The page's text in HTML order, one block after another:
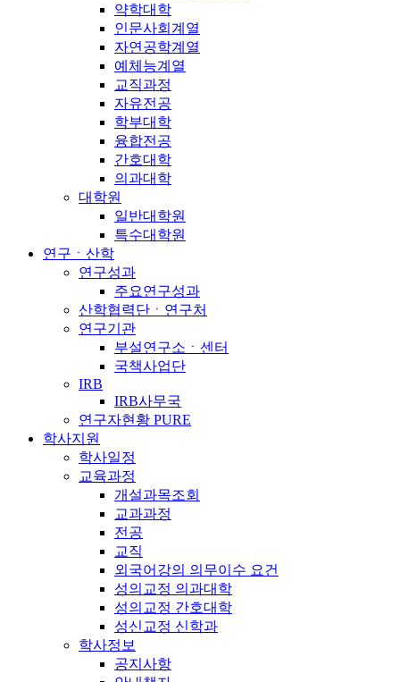
약학대학
인문사회계열
자연공학계열
예체능계열
교직과정
자유전공
학부대학
융합전공
간호대학
의과대학
대학원
일반대학원
특수대학원
연구ㆍ산학
연구성과
주요연구성과
산학협력단ㆍ연구처
연구기관
부설연구소ㆍ센터
국책사업단
IRB
IRB사무국
연구자현황 PURE
학사지원
학사일정
교육과정
개설과목조회
교과과정
전공
교직
외국어강의 의무이수 요건
성의교정 의과대학
성의교정 간호대학
성신교정 신학과
학사정보
공지사항